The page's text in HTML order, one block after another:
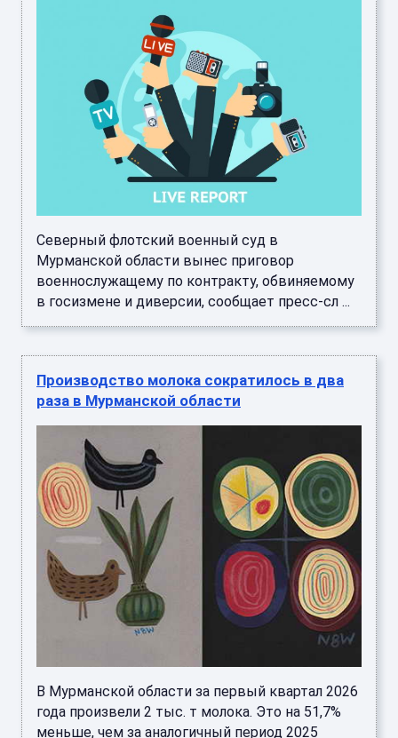
Северный флотский военный суд в
Мурманской области вынес приговор
военнослужащему по контракту, обвиняемому
в госизмене и диверсии, сообщает пресс-сл ...
Производство молока сократилось в два
раза в Мурманской области
В Мурманской области за первый квартал 2026
года произвели 2 тыс. т молока. Это на 51,7%
меньше, чем за аналогичный период 2025